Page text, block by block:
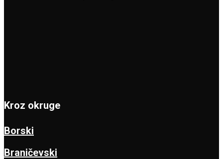
Kroz okruge
Borski
Braničevski